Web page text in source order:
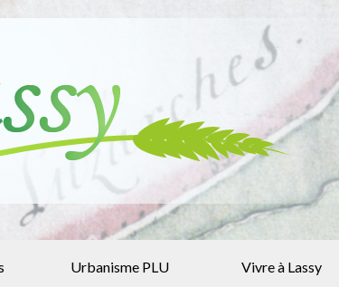
Urbanisme PLU Vivre à Lassy